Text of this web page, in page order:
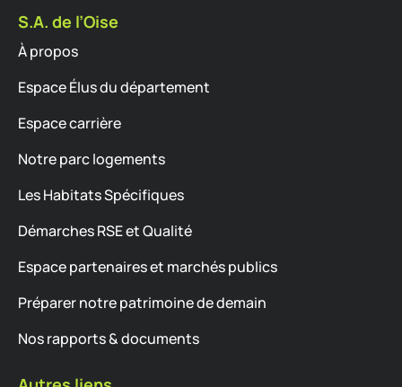
S.A. de l’Oise
À propos
Espace Élus du département
Espace carrière
Notre parc logements
Les Habitats Spécifiques
Démarches RSE et Qualité
Espace partenaires et marchés publics
Préparer notre patrimoine de demain
Nos rapports & documents